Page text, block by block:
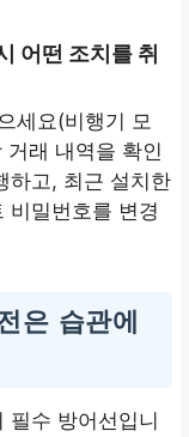
어떤 조치를 취
세요(비행기 모
래 내역을 확인
하고, 최근 설치한
비밀번호를 변경
은 습관에
필수 방어선입니